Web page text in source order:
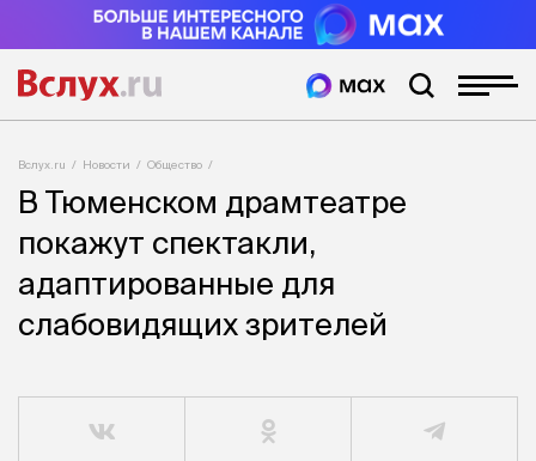
Вслух.ru Новости Общество
В Тюменском драмтеатре
покажут спектакли,
адаптированные для
слабовидящих зрителей